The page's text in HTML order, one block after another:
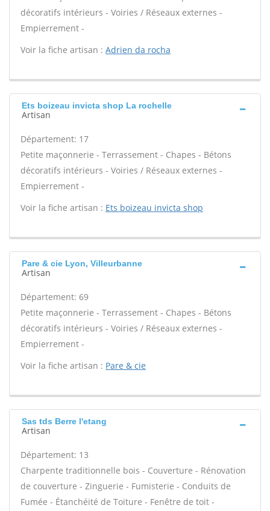
décoratifs intérieurs - Voiries / Réseaux externes -
Empierrement -
Voir la fiche artisan : Adrien da rocha
Ets boizeau invicta shop La rochelle
Artisan
Département: 17
Petite maçonnerie - Terrassement - Chapes - Bétons
décoratifs intérieurs - Voiries / Réseaux externes -
Empierrement -
Voir la fiche artisan : Ets boizeau invicta shop
Pare & cie Lyon, Villeurbanne
Artisan
Département: 69
Petite maçonnerie - Terrassement - Chapes - Bétons
décoratifs intérieurs - Voiries / Réseaux externes -
Empierrement -
Voir la fiche artisan : Pare & cie
Sas tds Berre l'etang
Artisan
Département: 13
Charpente traditionnelle bois - Couverture - Rénovation
de couverture - Zinguerie - Fumisterie - Conduits de
Fumée - Étanchéité de Toiture - Fenêtre de toit -